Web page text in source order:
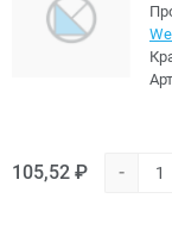
105,52 ₽ -